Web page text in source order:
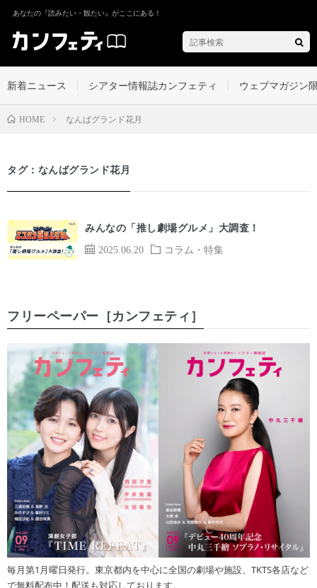
あなたの『読みたい・観たい』がここにある！
新着ニュース シアター情報誌カンフェティ ウェブマガジン
HOME なんばグランド花月
タグ：なんばグランド花月
2025.06.20 コラム・特集
みんなの「推し劇場グルメ」大調査！
フリーペーパー［カンフェティ］
毎月第1月曜日発行。東京都内を中心に全国の劇場や施設、TKTS各店など
で無料配布中！配送も対応しております。